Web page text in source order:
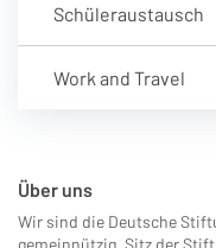
Schüleraustausch
Work and Travel
Über uns
Wir sind die Deutsche
gemeinnützig. Sitz der